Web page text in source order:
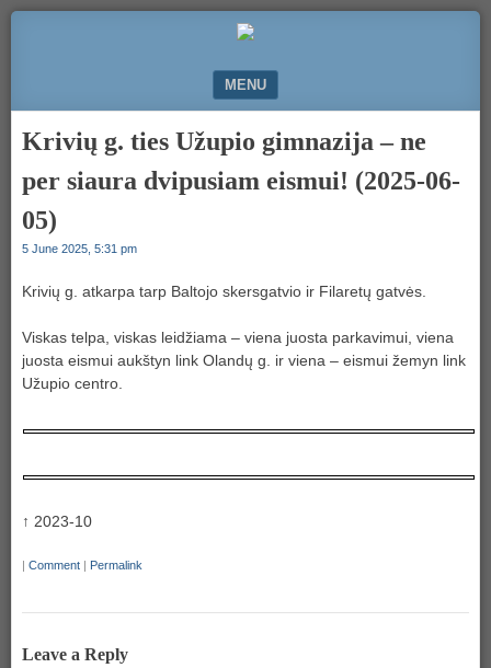
MENU
Krivių g. ties Užupio gimnazija – ne
per siaura dvipusiam eismui! (2025-06-
05)
5 June 2025, 5:31 pm
Krivių g. atkarpa tarp Baltojo skersgatvio ir Filaretų gatvės.
Viskas telpa, viskas leidžiama – viena juosta parkavimui, viena
juosta eismui aukštyn link Olandų g. ir viena – eismui žemyn link
Užupio centro.
↑ 2023-10
| Comment | Permalink
Leave a Reply